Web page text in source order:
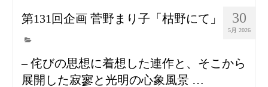
30
5月 2026
第131回企画 菅野まり子「枯野にて」
– 侘びの思想に着想した連作と、そこから
展開した寂寥と光明の心象風景 …